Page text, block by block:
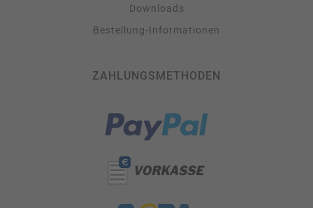
Downloads
Bestellung-Informationen
ZAHLUNGSMETHODEN